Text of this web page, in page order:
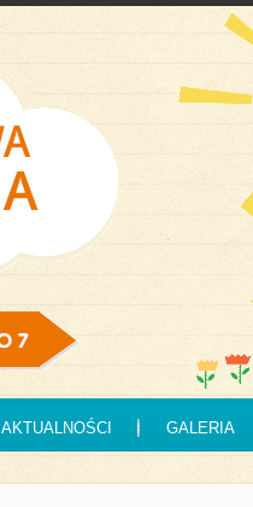
AKTUALNOŚCI GALERIA